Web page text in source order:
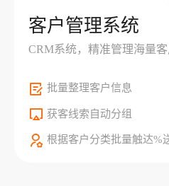
客户管理系统
CRM系统，精准管理海量
批量整理客户信息
获客线索自动分组
根据客户分类批量触达%